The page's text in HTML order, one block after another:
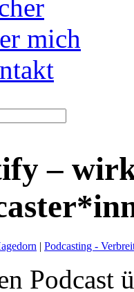
mich
–
| Podcasting -